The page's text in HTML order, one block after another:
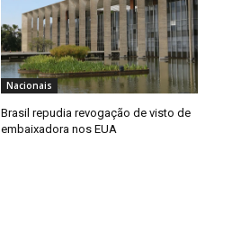
Nacionais
Brasil repudia revogação de visto de
embaixadora nos EUA